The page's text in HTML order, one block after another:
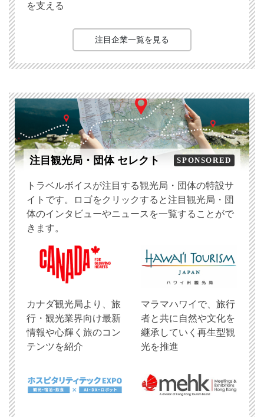
を支える
注目企業一覧を見る
注目観光局・団体 セレクト SPONSORED
トラベルボイスが注目する観光局・団体の特設サ
イトです。ロゴをクリックすると注目観光局・団
体のインタビューやニュースを一覧することがで
きます。
​カナダ観光局より、旅
行・観光業界向け最新
情報や心輝く旅のコン
テンツを紹介
マラマハワイで、旅行
者と共に自然や文化を
継承していく再生型観
光を推進